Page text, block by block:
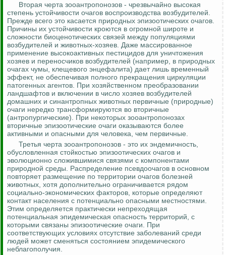
Вторая черта зооантропонозов - чрезвычайно высокая
степень устойчивости очагов воспроизводства возбудителей.
Прежде всего это касается природных эпизоотических очагов.
Причины их устойчивости кроются в огромной широте и
сложности биоценотических связей между популяциями
возбудителей и животных-хозяев. Даже массированное
применение высокоактивных пестицидов для уничтожения
хозяев и переносчиков возбудителей (например, в природных
очагах чумы, клещевого энцефалита) дает лишь временный
эффект, не обеспечивая полного прекращения циркуляции
патогенных агентов. При хозяйственном преобразовании
ландшафтов и включении в число хозяев возбудителей
домашних и синантропных животных первичные (природные)
очаги нередко трансформируются во вторичные
(антропургические). При некоторых зооантропонозах
вторичные эпизоотические очаги оказываются более
активными и опасными для человека, чем первичные.
Третья черта зооантропонозов - это их эндемичность,
обусловленная стойкостью эпизоотических очагов и
эволюционно сложившимися связями с компонентами
природной среды. Распределение псевдоочагов в основном
повторяет размещение по территории очагов болезней
животных, хотя дополнительно ограничивается рядом
социально-экономических факторов, которые определяют
контакт населения с потенциально опасными местностями.
Этим определяется практически непреходящая
потенциальная эпидемическая опасность территорий, с
которыми связаны эпизоотические очаги. При
соответствующих условиях отсутствие заболеваний среди
людей может сменяться состоянием эпидемического
неблагополучия.